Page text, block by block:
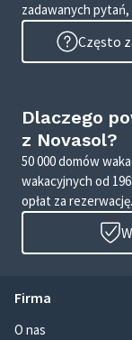
zadawanych pytań,
Często
Dlaczego
z Novasol?
50 000 domów
wakacyjnych od
opłat za rezerwację.
Firma
O nas